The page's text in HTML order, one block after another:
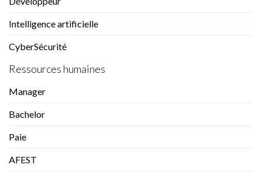
Intelligence artificielle
CyberSécurité
Ressources humaines
Manager
Bachelor
Paie
AFEST